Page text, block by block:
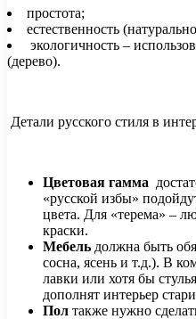
простота;
естественность
экологичность –
(дерево).
Детали русского стиля в
Цветовая гамма
«русской избы»
цвета. Для «терема» –
краски.
Мебель должна быть
сосна, ясень и т.д.). В
лавки или хотя бы
дополнят интерьер
Пол также нужно